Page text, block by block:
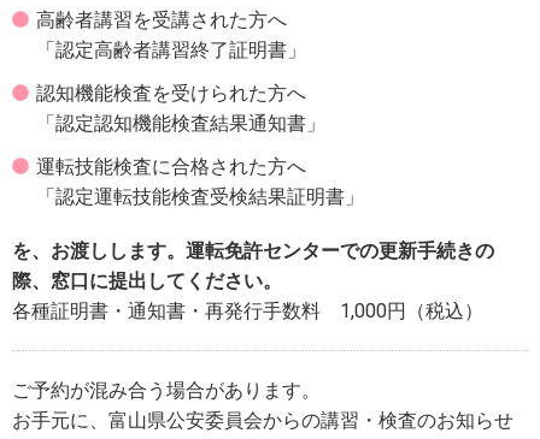
高齢者講習を受講された方へ
「認定高齢者講習終了証明書」
認知機能検査を受けられた方へ
「認定認知機能検査結果通知書」
運転技能検査に合格された方へ
「認定運転技能検査受検結果証明書」
を、お渡しします。運転免許センターでの更新手続きの
際、窓口に提出してください。
各種証明書・通知書・再発行手数料 1,000円（税込）
ご予約が混み合う場合があります。
お手元に、富山県公安委員会からの講習・検査のお知らせ